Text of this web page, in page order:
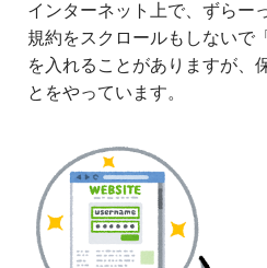
インターネット上で、ずらー
規約をスクロールもしないで
を入れることがありますが、
とをやっています。